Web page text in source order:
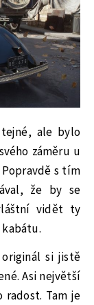
ale bylo
záměru u
s tím
že by se
vidět ty
si jistě
Asi největší
radost. Tam je